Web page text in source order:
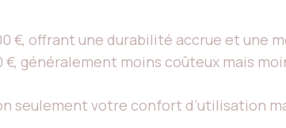
€, offrant une durabilité accrue et une
€, généralement moins coûteux mais
seulement votre confort d’utilisation